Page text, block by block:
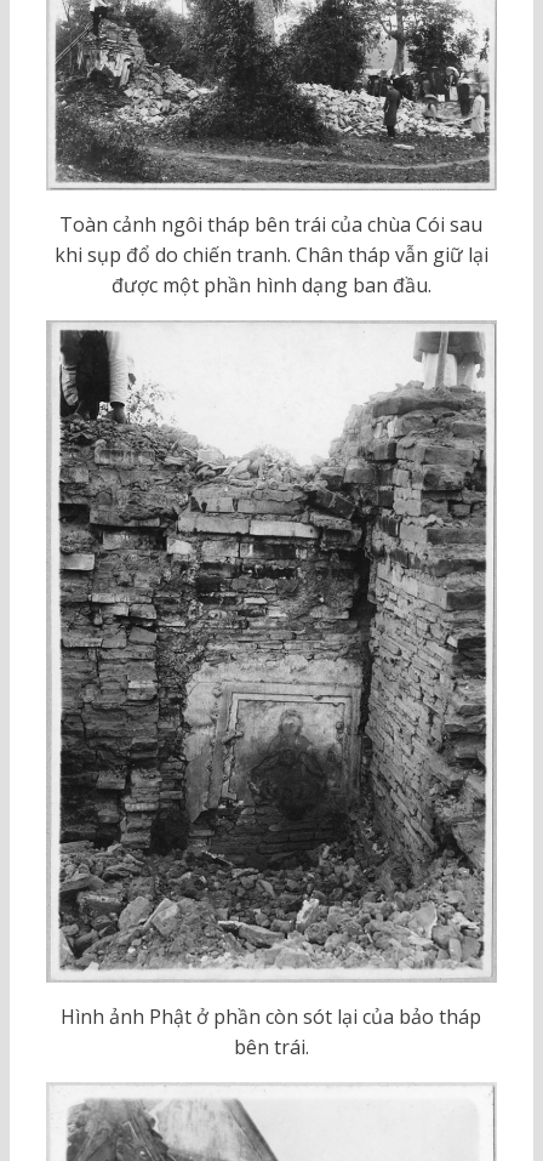
Toàn cảnh ngôi tháp bên trái của chùa Cói sau
khi sụp đổ do chiến tranh. Chân tháp vẫn giữ lại
được một phần hình dạng ban đầu.
Hình ảnh Phật ở phần còn sót lại của bảo tháp
bên trái.